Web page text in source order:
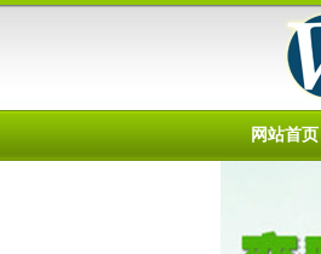
网站首页